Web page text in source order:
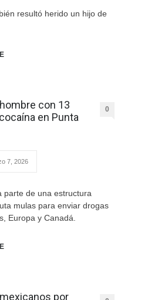
resultó herido un hijo de
con 13
en Punta
0
7, 2026
parte de una estructura
mulas para enviar drogas
Europa y Canadá.
por